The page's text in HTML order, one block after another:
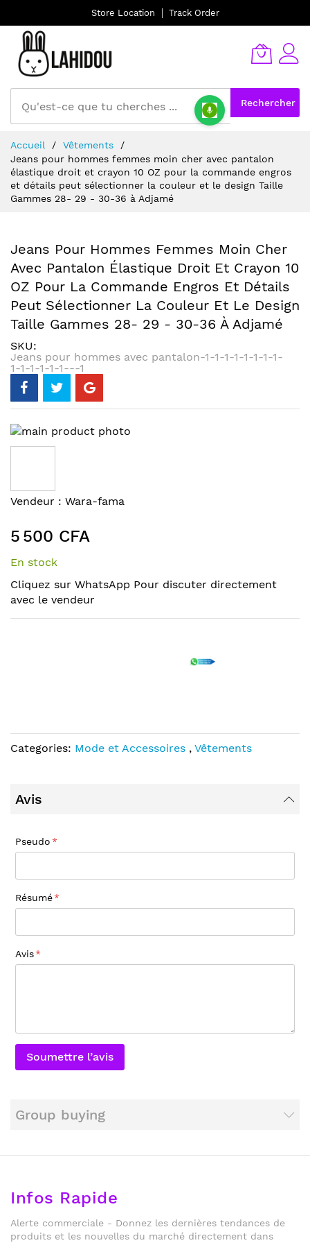
Store Location Track Order
Rechercher
au
contenu
Accueil
Vêtements
Jeans pour hommes femmes moin cher avec pantalon
élastique droit et crayon 10 OZ pour la commande engros
et détails peut sélectionner la couleur et le design Taille
Gammes 28- 29 - 30-36 à Adjamé
Jeans Pour Hommes Femmes Moin Cher
Avec Pantalon Élastique Droit Et Crayon 10
OZ Pour La Commande Engros Et Détails
Peut Sélectionner La Couleur Et Le Design
Taille Gammes 28- 29 - 30-36 À Adjamé
SKU
Jeans pour hommes avec pantalon-1-1-1-1-1-1-1-1-
1-1-1-1-1-1---1
Skip
to
of
the
gallery
Skip
the
beginning
of
images
gallery
Vendeur : Wara-fama
5 500 CFA
En stock
Cliquez sur WhatsApp Pour discuter directement
avec le vendeur
Categories: Mode et Accessoires , Vêtements
Avis
Pseudo
Résumé
Avis
Soumettre l’avis
Group buying
Infos Rapide
Alerte commerciale - Donnez les dernières tendances de
produits et les nouvelles du marché directement dans